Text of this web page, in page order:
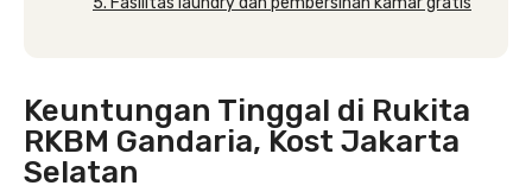
Keuntungan Tinggal di Rukita
RKBM Gandaria, Kost Jakarta
Selatan